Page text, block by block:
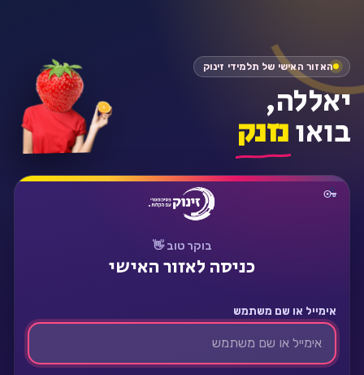
בוקר טוב 👋
כניסה לאזור האישי
אימייל או שם משתמש
האזור האישי של תלמידי זינוק
יאללה,
בואונזנק